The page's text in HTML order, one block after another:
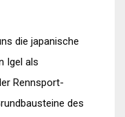
die japanische
Igel als
Rennsport-
des